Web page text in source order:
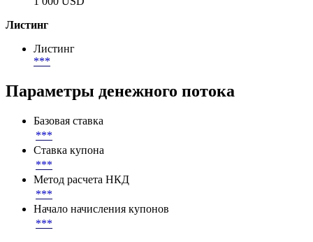
Листинг
Листинг
***
Параметры денежного потока
Базовая ставка
***
Ставка купона
***
Метод расчета НКД
***
Начало начисления купонов
***